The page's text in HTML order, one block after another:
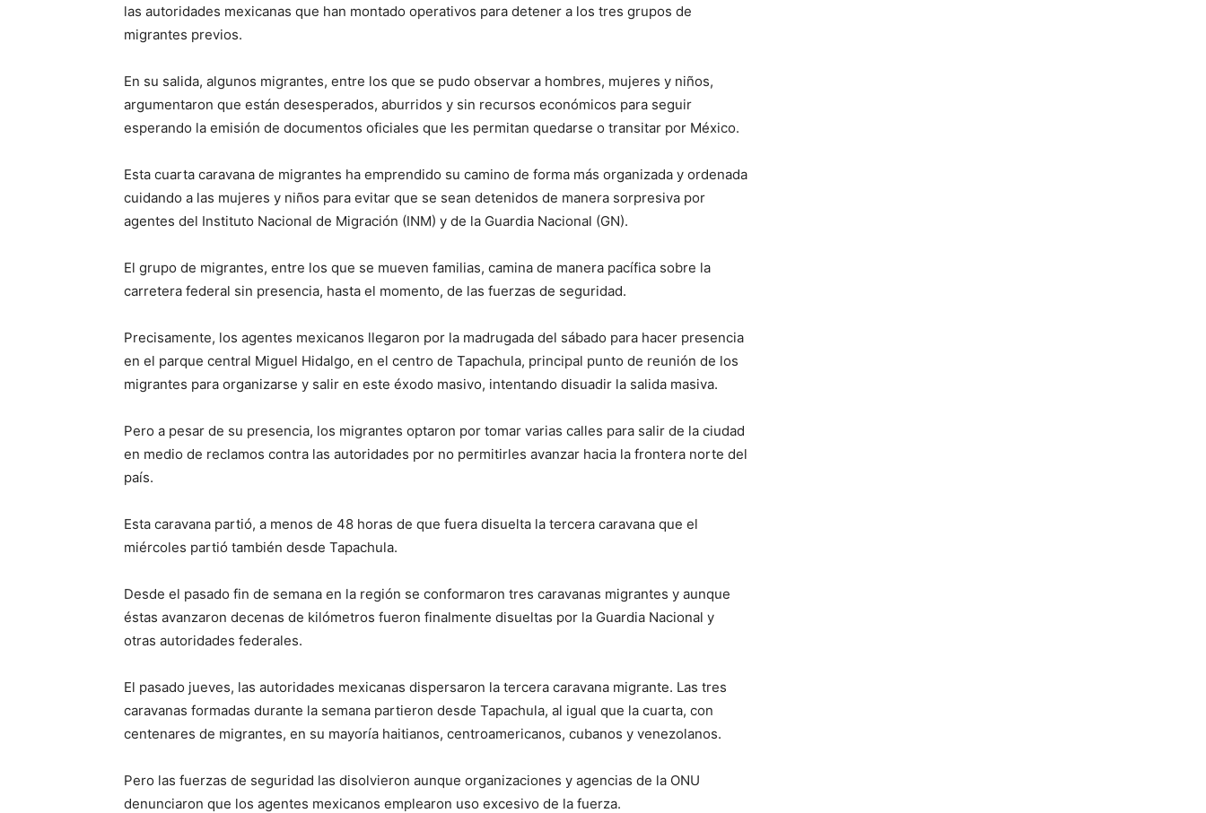
las autoridades mexicanas que han montado operativos para detener a los tres grupos de
migrantes previos.
En su salida, algunos migrantes, entre los que se pudo observar a hombres, mujeres y niños,
argumentaron que están desesperados, aburridos y sin recursos económicos para seguir
esperando la emisión de documentos oficiales que les permitan quedarse o transitar por México.
Esta cuarta caravana de migrantes ha emprendido su camino de forma más organizada y ordenada
cuidando a las mujeres y niños para evitar que se sean detenidos de manera sorpresiva por
agentes del Instituto Nacional de Migración (INM) y de la Guardia Nacional (GN).
El grupo de migrantes, entre los que se mueven familias, camina de manera pacífica sobre la
carretera federal sin presencia, hasta el momento, de las fuerzas de seguridad.
Precisamente, los agentes mexicanos llegaron por la madrugada del sábado para hacer presencia
en el parque central Miguel Hidalgo, en el centro de Tapachula, principal punto de reunión de los
migrantes para organizarse y salir en este éxodo masivo, intentando disuadir la salida masiva.
Pero a pesar de su presencia, los migrantes optaron por tomar varias calles para salir de la ciudad
en medio de reclamos contra las autoridades por no permitirles avanzar hacia la frontera norte del
país.
Esta caravana partió, a menos de 48 horas de que fuera disuelta la tercera caravana que el
miércoles partió también desde Tapachula.
Desde el pasado fin de semana en la región se conformaron tres caravanas migrantes y aunque
éstas avanzaron decenas de kilómetros fueron finalmente disueltas por la Guardia Nacional y
otras autoridades federales.
El pasado jueves, las autoridades mexicanas dispersaron la tercera caravana migrante. Las tres
caravanas formadas durante la semana partieron desde Tapachula, al igual que la cuarta, con
centenares de migrantes, en su mayoría haitianos, centroamericanos, cubanos y venezolanos.
Pero las fuerzas de seguridad las disolvieron aunque organizaciones y agencias de la ONU
denunciaron que los agentes mexicanos emplearon uso excesivo de la fuerza.